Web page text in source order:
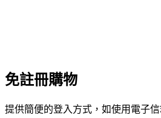
免註冊購物
提供簡便的登入方式，如使用電子